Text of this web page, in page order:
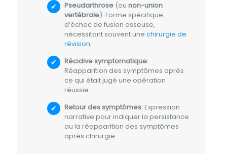
Pseudarthrose(ou non-union
vertébrale): Forme spécifique
d’échec de fusion osseuse,
nécessitant souvent une chirurgie de
révision.
Récidive symptomatique:
Réapparition des symptômes après
ce qui était jugé une opération
réussie.
Retour des symptômes:Expression
narrative pour indiquer la persistance
ou la réapparition des symptômes
après chirurgie.